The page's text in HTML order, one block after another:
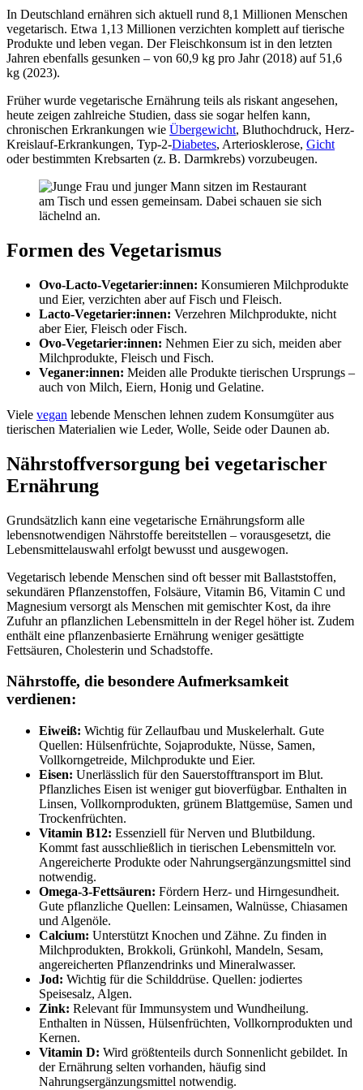
In Deutschland ernähren sich aktuell rund 8,1 Millionen Menschen
vegetarisch. Etwa 1,13 Millionen verzichten komplett auf tierische
Produkte und leben vegan. Der Fleischkonsum ist in den letzten
Jahren ebenfalls gesunken – von 60,9 kg pro Jahr (2018) auf 51,6
kg (2023).
Früher wurde vegetarische Ernährung teils als riskant angesehen,
heute zeigen zahlreiche Studien, dass sie sogar helfen kann,
chronischen Erkrankungen wie Übergewicht, Bluthochdruck, Herz-
Kreislauf-Erkrankungen, Typ-2-Diabetes, Arteriosklerose, Gicht
oder bestimmten Krebsarten (z. B. Darmkrebs) vorzubeugen.
Formen des Vegetarismus
Ovo-Lacto-Vegetarier:innen: Konsumieren Milchprodukte
und Eier, verzichten aber auf Fisch und Fleisch.
Lacto-Vegetarier:innen: Verzehren Milchprodukte, nicht
aber Eier, Fleisch oder Fisch.
Ovo-Vegetarier:innen: Nehmen Eier zu sich, meiden aber
Milchprodukte, Fleisch und Fisch.
Veganer:innen: Meiden alle Produkte tierischen Ursprungs –
auch von Milch, Eiern, Honig und Gelatine.
Viele vegan lebende Menschen lehnen zudem Konsumgüter aus
tierischen Materialien wie Leder, Wolle, Seide oder Daunen ab.
Nährstoffversorgung bei vegetarischer
Ernährung
Grundsätzlich kann eine vegetarische Ernährungsform alle
lebensnotwendigen Nährstoffe bereitstellen – vorausgesetzt, die
Lebensmittelauswahl erfolgt bewusst und ausgewogen.
Vegetarisch lebende Menschen sind oft besser mit Ballaststoffen,
sekundären Pflanzenstoffen, Folsäure, Vitamin B6, Vitamin C und
Magnesium versorgt als Menschen mit gemischter Kost, da ihre
Zufuhr an pflanzlichen Lebensmitteln in der Regel höher ist. Zudem
enthält eine pflanzenbasierte Ernährung weniger gesättigte
Fettsäuren, Cholesterin und Schadstoffe.
Nährstoffe, die besondere Aufmerksamkeit
verdienen:
Eiweiß: Wichtig für Zellaufbau und Muskelerhalt. Gute
Quellen: Hülsenfrüchte, Sojaprodukte, Nüsse, Samen,
Vollkorngetreide, Milchprodukte und Eier.
Eisen: Unerlässlich für den Sauerstofftransport im Blut.
Pflanzliches Eisen ist weniger gut bioverfügbar. Enthalten in
Linsen, Vollkornprodukten, grünem Blattgemüse, Samen und
Trockenfrüchten.
Vitamin B12: Essenziell für Nerven und Blutbildung.
Kommt fast ausschließlich in tierischen Lebensmitteln vor.
Angereicherte Produkte oder Nahrungsergänzungsmittel sind
notwendig.
Omega-3-Fettsäuren: Fördern Herz- und Hirngesundheit.
Gute pflanzliche Quellen: Leinsamen, Walnüsse, Chiasamen
und Algenöle.
Calcium: Unterstützt Knochen und Zähne. Zu finden in
Milchprodukten, Brokkoli, Grünkohl, Mandeln, Sesam,
angereicherten Pflanzendrinks und Mineralwasser.
Jod: Wichtig für die Schilddrüse. Quellen: jodiertes
Speisesalz, Algen.
Zink: Relevant für Immunsystem und Wundheilung.
Enthalten in Nüssen, Hülsenfrüchten, Vollkornprodukten und
Kernen.
Vitamin D: Wird größtenteils durch Sonnenlicht gebildet. In
der Ernährung selten vorhanden, häufig sind
Nahrungsergänzungsmittel notwendig.